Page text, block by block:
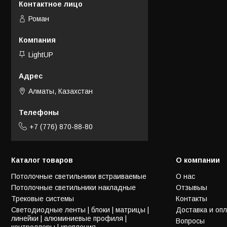
Роман
LightUP
Алматы, Казахстан
+7 (776) 870-88-80
Каталог товаров
Потолочные светильники встраиваемые
Потолочные светильники накладные
Трековые системы
Светодиодные ленты | блоки | матрицы |
линейки | алюминиевые профиля |
О компании
О нас
Отзывыы
Контакты
Доставка и
Вопросы